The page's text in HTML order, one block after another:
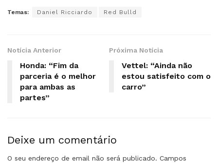
Temas: Daniel Ricciardo Red Bulld
Notícia Anterior
Honda: “Fim da
parceria é o melhor
para ambas as
partes”
Próxima Notícia
Vettel: “Ainda não
estou satisfeito com o
carro”
Deixe um comentário
O seu endereço de email não será publicado. Campos